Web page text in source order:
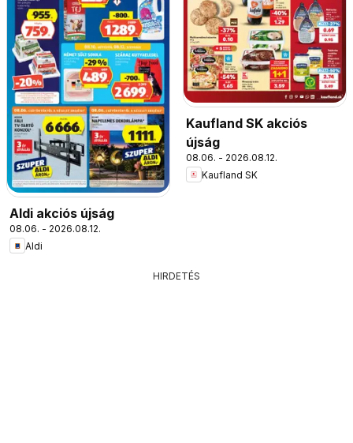
Aldi akciós újság
08.06. - 2026.08.12.
Aldi
Kaufland SK akciós
újság
08.06. - 2026.08.12.
Kaufland SK
HIRDETÉS